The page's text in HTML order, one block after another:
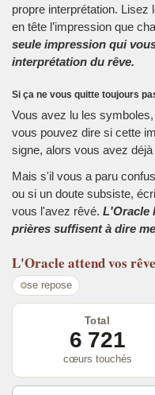
propre interprétation.
en tête l’impression que
seule impression qui
interprétation du rêve.
Si ça ne vous quitte toujours
Vous avez lu les
vous pouvez dire si cette
signe, alors vous avez
Mais s'il vous a paru
ou si un doute subsiste,
vous l'avez rêvé. L'Oracle
prières suffisent à dire
L'Oracle attend vos
se repose
Total
6 721
cœurs touchés